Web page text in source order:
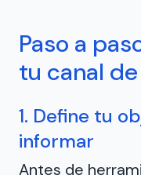
Paso a
tu canal
1. Define tu
informar
Antes de